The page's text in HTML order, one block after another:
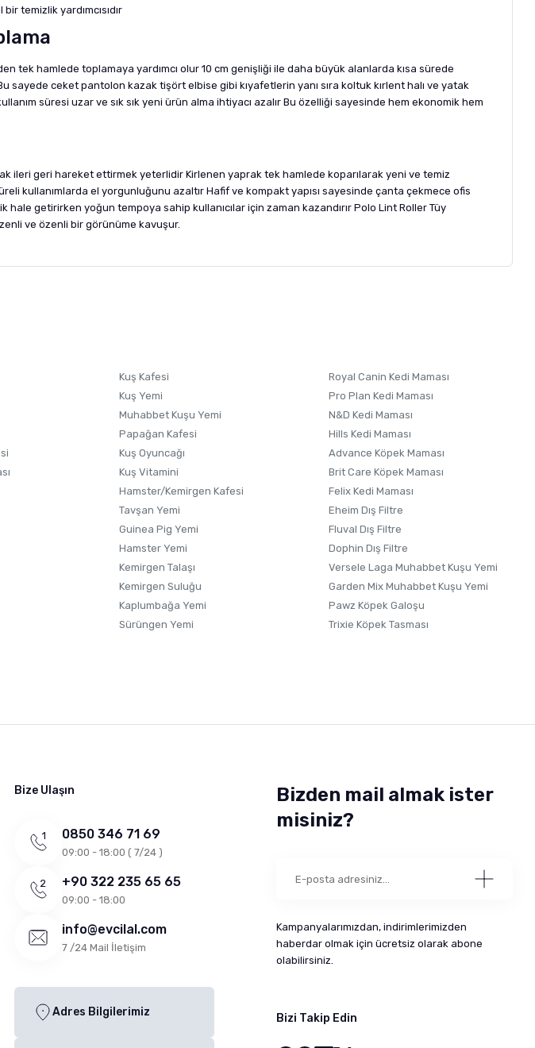
temizlik yardımcısıdır
tek hamlede toplamaya yardımcı olur 10 cm genişliği ile daha büyük alanlarda kısa sürede
sayede ceket pantolon kazak tişört elbise gibi kıyafetlerin yanı sıra koltuk kırlent halı ve yatak
süresi uzar ve sık sık yeni ürün alma ihtiyacı azalır Bu özelliği sayesinde hem ekonomik hem
ileri geri hareket ettirmek yeterlidir Kirlenen yaprak tek hamlede koparılarak yeni ve temiz
kullanımlarda el yorgunluğunu azaltır Hafif ve kompakt yapısı sayesinde çanta çekmece ofis
getirirken yoğun tempoya sahip kullanıcılar için zaman kazandırır Polo Lint Roller Tüy
ve özenli bir görünüme kavuşur.
ve Yorumla
Kuş Kafesi
Kuş Yemi
Muhabbet Kuşu Yemi
Papağan Kafesi
Kuş Oyuncağı
Kuş Vitamini
Hamster/Kemirgen Kafesi
Tavşan Yemi
Guinea Pig Yemi
Hamster Yemi
Kemirgen Talaşı
Kemirgen Suluğu
Kaplumbağa Yemi
Sürüngen Yemi
Royal Canin Kedi Maması
Pro Plan Kedi Maması
N&D Kedi Maması
Hills Kedi Maması
Advance Köpek Maması
Brit Care Köpek Maması
Felix Kedi Maması
Eheim Dış Filtre
Fluval Dış Filtre
Dophin Dış Filtre
Versele Laga Muhabbet Kuşu Yemi
Garden Mix Muhabbet Kuşu Yemi
Pawz Köpek Galoşu
Trixie Köpek Tasması
Bize Ulaşın
0850 346 71 69
09:00 - 18:00 ( 7/24 )
+90 322 235 65 65
09:00 - 18:00
info@evcilal.com
7 /24 Mail İletişim
Adres Bilgilerimiz
Bizden mail almak ister
misiniz?
Kampanyalarımızdan, indirimlerimizden
haberdar olmak için ücretsiz olarak abone
olabilirsiniz.
Bizi Takip Edin